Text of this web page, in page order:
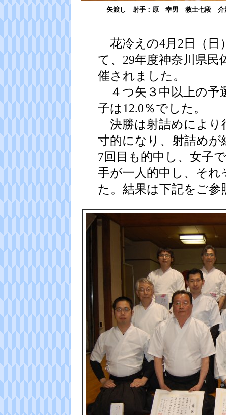
矢渡し 射手：原 幸男 教士七段 介
花冷えの4月2日（日
て、29年度神奈川県民
催されました。
４つ矢３中以上の予
子は12.0％でした。
決勝は射詰めにより
寸的になり、射詰め
7回目も的中し、女子
手が一人的中し、そ
た。結果は下記をご参